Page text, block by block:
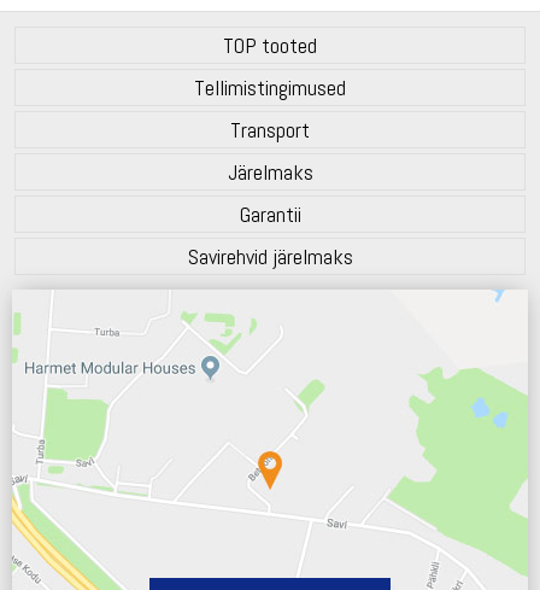
TOP tooted
Tellimistingimused
Transport
Järelmaks
Garantii
Savirehvid järelmaks